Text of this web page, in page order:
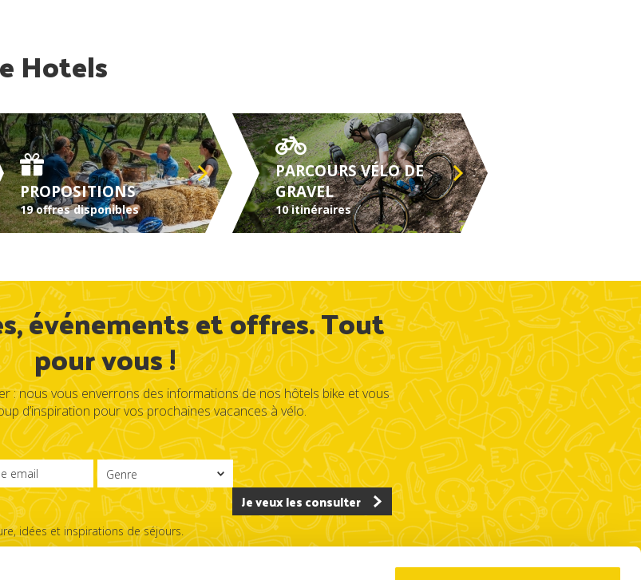
Hotels
PROPOSITIONS
19 offres disponibles
PARCOURS VÉLO DE
GRAVEL
10 itinéraires
événements et offres. Tout
pour vous !
: nous vous enverrons des informations de nos hôtels bike et vous
d’inspiration pour vos prochaines vacances à vélo.
Je veux les consulter
idées et inspirations de séjours.
RickyAI
●Online ×